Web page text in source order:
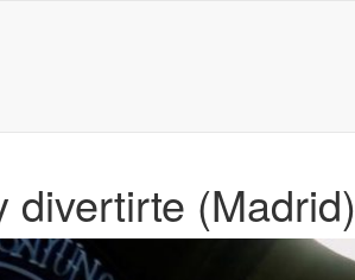
divertirte (Madrid)